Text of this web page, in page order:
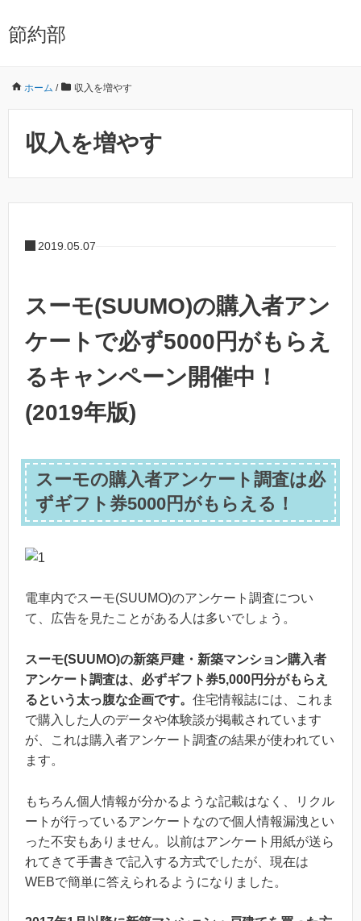
節約部
ホーム / 収入を増やす
収入を増やす
2019.05.07
スーモ(SUUMO)の購入者アン
ケートで必ず5000円がもらえ
るキャンペーン開催中！
(2019年版)
スーモの購入者アンケート調査は必
ずギフト券5000円がもらえる！
電車内でスーモ(SUUMO)のアンケート調査につい
て、広告を見たことがある人は多いでしょう。
スーモ(SUUMO)の新築戸建・新築マンション購入者
アンケート調査は、必ずギフト券5,000円分がもらえ
るという太っ腹な企画です。 住宅情報誌には、これま
で購入した人のデータや体験談が掲載されています
が、これは購入者アンケート調査の結果が使われてい
ます。
もちろん個人情報が分かるような記載はなく、リクル
ートが行っているアンケートなので個人情報漏洩とい
った不安もありません。以前はアンケート用紙が送ら
れてきて手書きで記入する方式でしたが、現在は
WEBで簡単に答えられるようになりました。